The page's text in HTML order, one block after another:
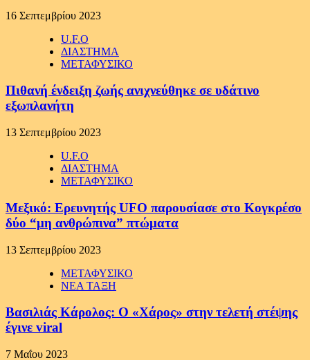
16 Σεπτεμβρίου 2023
U.F.O
ΔΙΑΣΤΗΜΑ
ΜΕΤΑΦΥΣΙΚΟ
Πιθανή ένδειξη ζωής ανιχνεύθηκε σε υδάτινο
εξωπλανήτη
13 Σεπτεμβρίου 2023
U.F.O
ΔΙΑΣΤΗΜΑ
ΜΕΤΑΦΥΣΙΚΟ
Μεξικό: Ερευνητής UFO παρουσίασε στο Κογκρέσο
δύο “μη ανθρώπινα” πτώματα
13 Σεπτεμβρίου 2023
ΜΕΤΑΦΥΣΙΚΟ
ΝΕΑ ΤΑΞΗ
Βασιλιάς Κάρολος: Ο «Χάρος» στην τελετή στέψης
έγινε viral
7 Μαΐου 2023